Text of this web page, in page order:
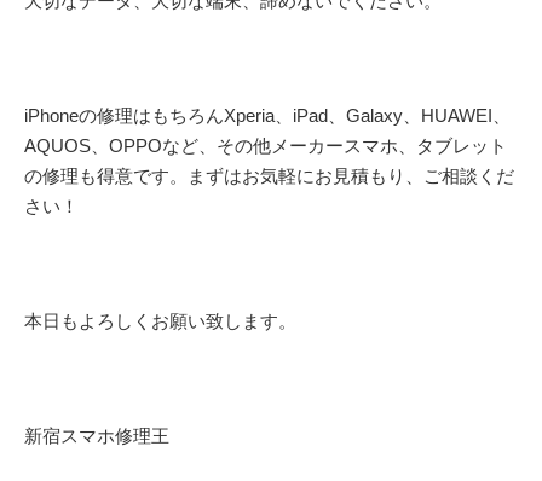
iPhoneの修理はもちろんXperia、iPad、Galaxy、HUAWEI、
AQUOS、OPPOなど、その他メーカースマホ、タブレット
の修理も得意です。まずはお気軽にお見積もり、ご相談くだ
さい！
本日もよろしくお願い致します。
新宿スマホ修理王